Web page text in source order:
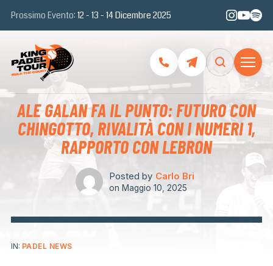
Prossimo Evento: 12 - 13 - 14 Dicembre 2025
ALE GALAN FA IL PUNTO: FUTURO CON
CHINGOTTO, RIVALITÀ CON I NUMERI 1,
RAPPORTO CON LEBRON
Posted by Carlo Bri
on Maggio 10, 2025
IN: PADEL NEWS